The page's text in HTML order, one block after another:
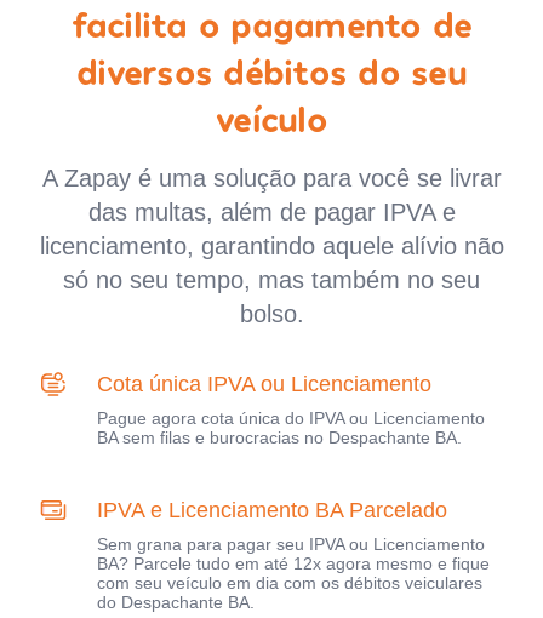
facilita o pagamento de
diversos débitos do seu
veículo
A Zapay é uma solução para você se livrar
das multas, além de pagar IPVA e
licenciamento, garantindo aquele alívio não
só no seu tempo, mas também no seu
bolso.
Cota única IPVA ou Licenciamento
Pague agora cota única do IPVA ou Licenciamento
BA sem filas e burocracias no Despachante BA.
IPVA e Licenciamento BA Parcelado
Sem grana para pagar seu IPVA ou Licenciamento
BA? Parcele tudo em até 12x agora mesmo e fique
com seu veículo em dia com os débitos veiculares
do Despachante BA.